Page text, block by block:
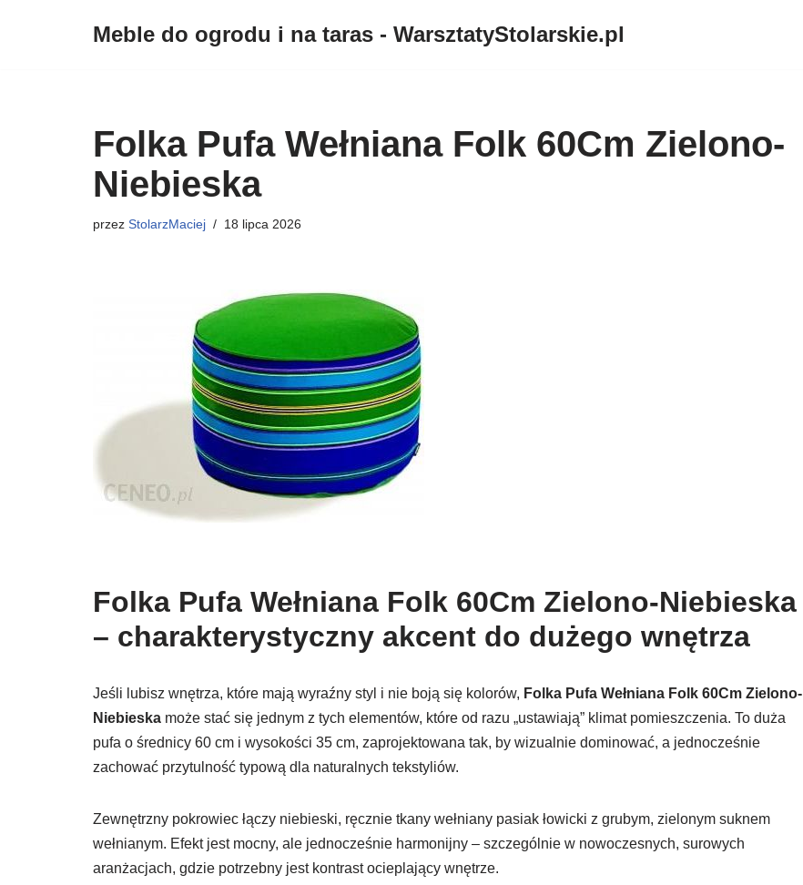
Meble do ogrodu i na taras - WarsztatyStolarskie.pl
Folka Pufa Wełniana Folk 60Cm Zielono-
Niebieska
przez StolarzMaciej 18 lipca 2026
Folka Pufa Wełniana Folk 60Cm Zielono-Niebieska
– charakterystyczny akcent do dużego wnętrza
Jeśli lubisz wnętrza, które mają wyraźny styl i nie boją się kolorów, Folka Pufa Wełniana Folk 60Cm Zielono-
Niebieska może stać się jednym z tych elementów, które od razu „ustawiają” klimat pomieszczenia. To duża
pufa o średnicy 60 cm i wysokości 35 cm, zaprojektowana tak, by wizualnie dominować, a jednocześnie
zachować przytulność typową dla naturalnych tekstyliów.
Zewnętrzny pokrowiec łączy niebieski, ręcznie tkany wełniany pasiak łowicki z grubym, zielonym suknem
wełnianym. Efekt jest mocny, ale jednocześnie harmonijny – szczególnie w nowoczesnych, surowych
aranżacjach, gdzie potrzebny jest kontrast ocieplający wnętrze.